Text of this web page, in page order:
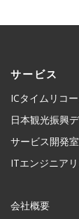
サービス
ICタイムリコ
日本観光振興
サービス開発室
ITエンジニア
会社概要